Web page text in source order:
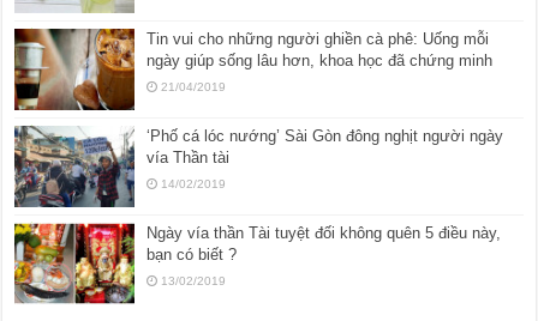
Tin vui cho những người ghiền cà phê: Uống mỗi
ngày giúp sống lâu hơn, khoa học đã chứng minh
21/04/2019
‘Phố cá lóc nướng’ Sài Gòn đông nghịt người ngày
vía Thần tài
14/02/2019
Ngày vía thần Tài tuyệt đối không quên 5 điều này,
bạn có biết ?
13/02/2019